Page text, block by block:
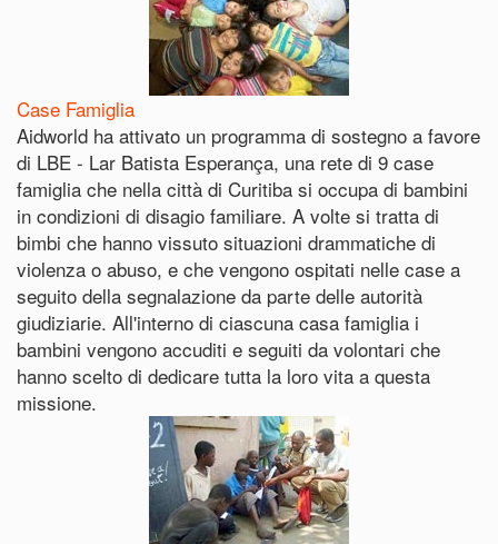
Case Famiglia
Aidworld ha attivato un programma di sostegno a favore
di LBE - Lar Batista Esperança, una rete di 9 case
famiglia che nella città di Curitiba si occupa di bambini
in condizioni di disagio familiare. A volte si tratta di
bimbi che hanno vissuto situazioni drammatiche di
violenza o abuso, e che vengono ospitati nelle case a
seguito della segnalazione da parte delle autorità
giudiziarie. All'interno di ciascuna casa famiglia i
bambini vengono accuditi e seguiti da volontari che
hanno scelto di dedicare tutta la loro vita a questa
missione.